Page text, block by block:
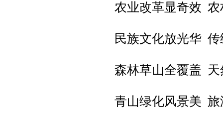
农业改革显奇效 农
民族文化放光华
森林草山全覆盖 天
青山绿化风景美 旅